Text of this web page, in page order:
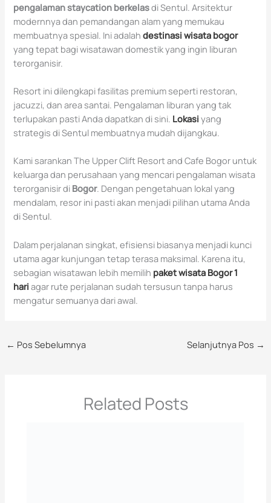
pengalaman staycation berkelasdi Sentul. Arsitektur
modernnya dan pemandangan alam yang memukau
membuatnya spesial. Ini adalahdestinasi wisata bogor
yang tepat bagi wisatawan domestik yang ingin liburan
terorganisir.
Resort ini dilengkapi fasilitas premium seperti restoran,
jacuzzi, dan area santai. Pengalaman liburan yang tak
terlupakan pasti Anda dapatkan di sini. Lokasi yang
strategis di Sentul membuatnya mudah dijangkau.
Kami sarankan The Upper Clift Resort and Cafe Bogor untuk
keluarga dan perusahaan yang mencari pengalaman wisata
terorganisir di Bogor. Dengan pengetahuan lokal yang
mendalam, resor ini pasti akan menjadi pilihan utama Anda
di Sentul.
Dalam perjalanan singkat, efisiensi biasanya menjadi kunci
utama agar kunjungan tetap terasa maksimal. Karena itu,
sebagian wisatawan lebih memilih paket wisata Bogor 1
hari agar rute perjalanan sudah tersusun tanpa harus
mengatur semuanya dari awal.
← Pos Sebelumnya Selanjutnya Pos →
Related Posts